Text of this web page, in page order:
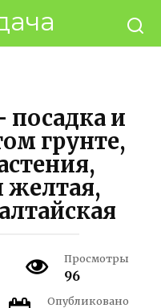
и
грунте,
желтая,
Просмотры
96
Опубликовано